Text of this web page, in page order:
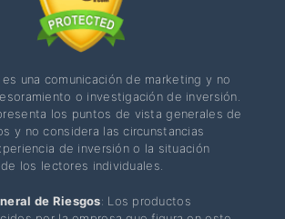
una comunicación de marketing y no
o investigación de inversión.
los puntos de vista generales de
y no considera las circunstancias
de inversión o la situación
los lectores individuales.
de Riesgos: Los productos